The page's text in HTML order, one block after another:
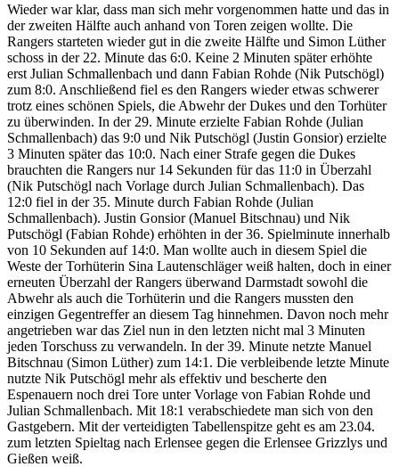
Wieder war klar, dass man sich mehr vorgenommen hatte und das in
der zweiten Hälfte auch anhand von Toren zeigen wollte. Die
Rangers starteten wieder gut in die zweite Hälfte und Simon Lüther
schoss in der 22. Minute das 6:0. Keine 2 Minuten später erhöhte
erst Julian Schmallenbach und dann Fabian Rohde (Nik Putschögl)
zum 8:0. Anschließend fiel es den Rangers wieder etwas schwerer
trotz eines schönen Spiels, die Abwehr der Dukes und den Torhüter
zu überwinden. In der 29. Minute erzielte Fabian Rohde (Julian
Schmallenbach) das 9:0 und Nik Putschögl (Justin Gonsior) erzielte
3 Minuten später das 10:0. Nach einer Strafe gegen die Dukes
brauchten die Rangers nur 14 Sekunden für das 11:0 in Überzahl
(Nik Putschögl nach Vorlage durch Julian Schmallenbach). Das
12:0 fiel in der 35. Minute durch Fabian Rohde (Julian
Schmallenbach). Justin Gonsior (Manuel Bitschnau) und Nik
Putschögl (Fabian Rohde) erhöhten in der 36. Spielminute innerhalb
von 10 Sekunden auf 14:0. Man wollte auch in diesem Spiel die
Weste der Torhüterin Sina Lautenschläger weiß halten, doch in einer
erneuten Überzahl der Rangers überwand Darmstadt sowohl die
Abwehr als auch die Torhüterin und die Rangers mussten den
einzigen Gegentreffer an diesem Tag hinnehmen. Davon noch mehr
angetrieben war das Ziel nun in den letzten nicht mal 3 Minuten
jeden Torschuss zu verwandeln. In der 39. Minute netzte Manuel
Bitschnau (Simon Lüther) zum 14:1. Die verbleibende letzte Minute
nutzte Nik Putschögl mehr als effektiv und bescherte den
Espenauern noch drei Tore unter Vorlage von Fabian Rohde und
Julian Schmallenbach. Mit 18:1 verabschiedete man sich von den
Gastgebern. Mit der verteidigten Tabellenspitze geht es am 23.04.
zum letzten Spieltag nach Erlensee gegen die Erlensee Grizzlys und
Gießen weiß.